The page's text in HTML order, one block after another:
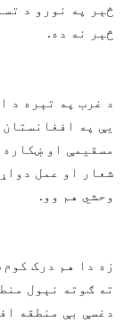
څېر په نورو د
څېر نه ده.
د غرب په تېره د
یې په
مسقیمې او
شعار او عمل
وحشي هم وو.
زه دا هم درک
ته ګوته نېول
دغسې بې منطقه